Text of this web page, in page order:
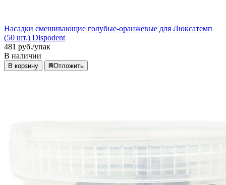
Насадки смешивающие голубые-оранжевые для Люксатемп
(50 шт.) Dispodent
481 руб./упак
В наличии
В корзину Отложить